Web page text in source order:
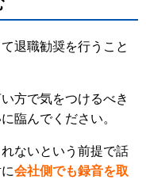
退職勧奨を行うこと
方で気をつけるべき
臨んでください。
ないという前提で話
会社側でも録音を取